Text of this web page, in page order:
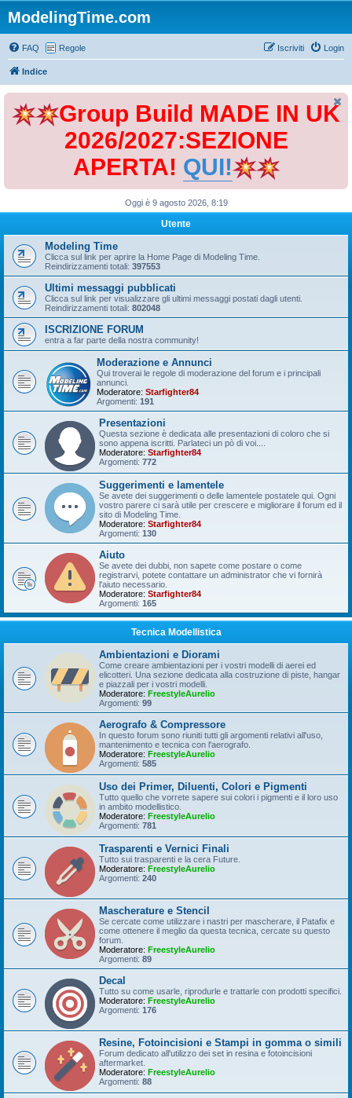
ModelingTime.com
FAQ Regole Login
Iscriviti
Indice
Group Build MADE IN UK
2026/2027:SEZIONE
APERTA! QUI!
Oggi è 9 agosto 2026, 8:19
Utente
Modeling Time
Clicca sul link per aprire la Home Page di Modeling Time.
Reindirizzamenti totali: 397553
Ultimi messaggi pubblicati
Clicca sul link per visualizzare gli ultimi messaggi postati dagli utenti.
Reindirizzamenti totali: 802048
ISCRIZIONE FORUM
entra a far parte della nostra community!
Moderazione e Annunci
Qui troverai le regole di moderazione del forum e i principali
annunci.
Moderatore: Starfighter84
Argomenti: 191
Presentazioni
Questa sezione è dedicata alle presentazioni di coloro che si
sono appena iscritti. Parlateci un pò di voi....
Moderatore: Starfighter84
Argomenti: 772
Suggerimenti e lamentele
Se avete dei suggerimenti o delle lamentele postatele qui. Ogni
vostro parere ci sarà utile per crescere e migliorare il forum ed il
sito di Modeling Time.
Moderatore: Starfighter84
Argomenti: 130
Aiuto
Se avete dei dubbi, non sapete come postare o come
registrarvi, potete contattare un administrator che vi fornirà
l'aiuto necessario.
Moderatore: Starfighter84
Argomenti: 165
Tecnica Modellistica
Ambientazioni e Diorami
Come creare ambientazioni per i vostri modelli di aerei ed
elicotteri. Una sezione dedicata alla costruzione di piste, hangar
e piazzali per i vostri modelli.
Moderatore: FreestyleAurelio
Argomenti: 99
Aerografo & Compressore
In questo forum sono riuniti tutti gli argomenti relativi all'uso,
mantenimento e tecnica con l'aerografo.
Moderatore: FreestyleAurelio
Argomenti: 585
Uso dei Primer, Diluenti, Colori e Pigmenti
Tutto quello che vorrete sapere sui colori i pigmenti e il loro uso
in ambito modellistico.
Moderatore: FreestyleAurelio
Argomenti: 781
Trasparenti e Vernici Finali
Tutto sui trasparenti e la cera Future.
Moderatore: FreestyleAurelio
Argomenti: 240
Mascherature e Stencil
Se cercate come utilizzare i nastri per mascherare, il Patafix e
come ottenere il meglio da questa tecnica, cercate su questo
forum.
Moderatore: FreestyleAurelio
Argomenti: 89
Decal
Tutto su come usarle, riprodurle e trattarle con prodotti specifici.
Moderatore: FreestyleAurelio
Argomenti: 176
Resine, Fotoincisioni e Stampi in gomma o simili
Forum dedicato all'utilizzo dei set in resina e fotoincisioni
aftermarket.
Moderatore: FreestyleAurelio
Argomenti: 88